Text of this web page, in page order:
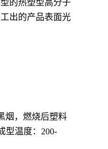
的热塑型高分子
出的产品表面光
烟，燃烧后塑料
型温度：200-